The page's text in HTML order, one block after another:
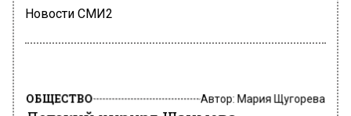
Новости СМИ2
ОБЩЕСТВО Автор: Мария Щугорева